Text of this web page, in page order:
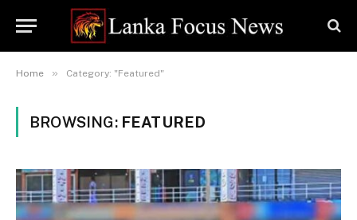
Home » Category: "Featured"
BROWSING: FEATURED